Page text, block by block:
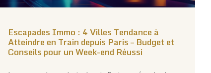
Escapades Immo : 4 Villes Tendance à
Atteindre en Train depuis Paris – Budget et
Conseils pour un Week-end Réussi